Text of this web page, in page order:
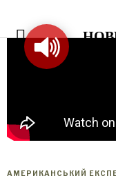
АМЕРИКАНСЬКИЙ